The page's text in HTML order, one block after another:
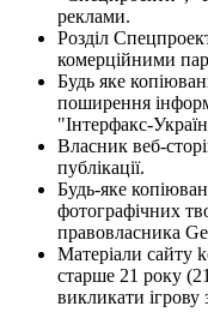
реклами.
Розділ
комерційними
Будь яке
поширення
"Інтерфакс-
Власник веб-
публікації.
Будь-яке
фотографічних
правовласника
Матеріали сайту
старше 21 року
викликати